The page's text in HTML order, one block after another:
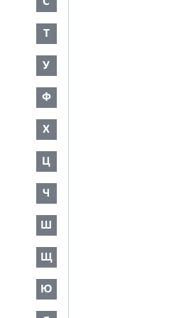
Т
У
Ф
Х
Ц
Ч
Ш
Щ
Ю